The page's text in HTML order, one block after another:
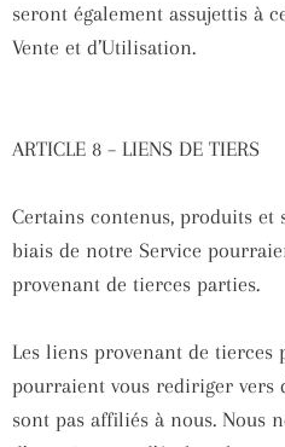
seront également assujettis à
Vente et d’Utilisation.
ARTICLE 8 – LIENS DE TIERS
Certains contenus, produits et
biais de notre Service
provenant de tierces parties.
Les liens provenant de tierces
pourraient vous rediriger vers
sont pas affiliés à nous. Nous